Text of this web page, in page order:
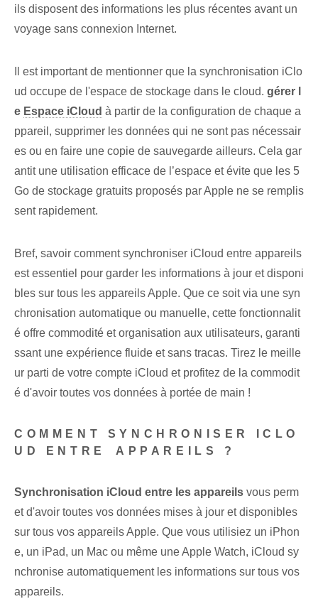
ils disposent des informations les plus récentes avant un
voyage sans connexion Internet.
Il est important de mentionner que la synchronisation iClo
ud occupe de l'espace de stockage dans le cloud. gérer l
e Espace iCloud à partir de la configuration⁢ de chaque ‌a
ppareil, ⁢supprimer les données qui ne sont pas⁢ nécessair
es ou en faire une copie de sauvegarde ailleurs. Cela gar
antit une utilisation efficace de l’espace et évite que les 5
Go de stockage gratuits proposés par Apple ne se remplis
sent rapidement.
Bref, savoir comment synchroniser iCloud entre appareils
est essentiel pour garder les informations à jour et disponi
bles sur tous les appareils Apple. Que ce soit via une syn
chronisation automatique ou manuelle, cette fonctionnalit
é offre commodité et organisation aux utilisateurs, garanti
ssant une expérience fluide et sans tracas. Tirez le meille
ur parti de votre compte iCloud et profitez de la commodit
é d'avoir toutes vos données à portée de main !
COMMENT SYNCHRONISER ICLO
UD ENTRE ⁤APPAREILS ?
Synchronisation iCloud‌ entre les appareils vous perm
et d'avoir toutes vos données mises à jour et disponibles
sur tous vos appareils Apple. Que vous utilisiez un iPhon
e, un iPad, un Mac ou même une Apple Watch, iCloud sy
nchronise automatiquement les informations sur tous vos
appareils.